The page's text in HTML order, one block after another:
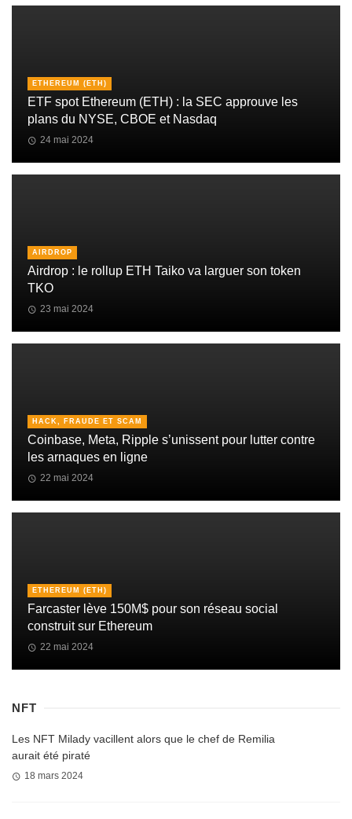
ETHEREUM (ETH)
ETF spot Ethereum (ETH) : la SEC approuve les
plans du NYSE, CBOE et Nasdaq
24 mai 2024
AIRDROP
Airdrop : le rollup ETH Taiko va larguer son token
TKO
23 mai 2024
HACK, FRAUDE ET SCAM
Coinbase, Meta, Ripple s’unissent pour lutter contre
les arnaques en ligne
22 mai 2024
ETHEREUM (ETH)
Farcaster lève 150M$ pour son réseau social
construit sur Ethereum
22 mai 2024
NFT
Les NFT Milady vacillent alors que le chef de Remilia
aurait été piraté
18 mars 2024